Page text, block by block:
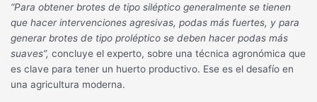
“Para obtener brotes de tipo siléptico generalmente se tienen
que hacer intervenciones agresivas, podas más fuertes, y para
generar brotes de tipo proléptico se deben hacer podas más
suaves”, concluye el experto, sobre una técnica agronómica que
es clave para tener un huerto productivo. Ese es el desafío en
una agricultura moderna.